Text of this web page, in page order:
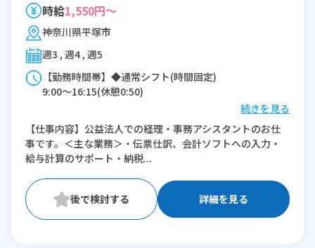
時給1,550円～
神奈川県平塚市
週3 , 週4 , 週5
【勤務時間帯】◆通常シフト(時間固定)
9:00〜16:15(休憩0:50)
※残業：1〜10時間程度/月
※時短：希望によって時短相談可能
※コアタイム無し
続きを見る
【仕事内容】公益法人での経理・事務アシスタントのお仕
事です。＜主な業務＞・伝票仕訳、会計ソフトへの入力・
給与計算のサポート・納税...
詳細を見る